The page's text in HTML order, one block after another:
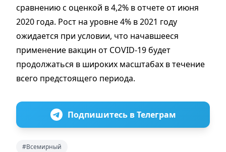
сравнению с оценкой в 4,2% в отчете от июня
2020 года. Рост на уровне 4% в 2021 году
ожидается при условии, что начавшееся
применение вакцин от COVID-19 будет
продолжаться в широких масштабах в течение
всего предстоящего периода.
Подпишитесь в Телеграм
#Всемирный